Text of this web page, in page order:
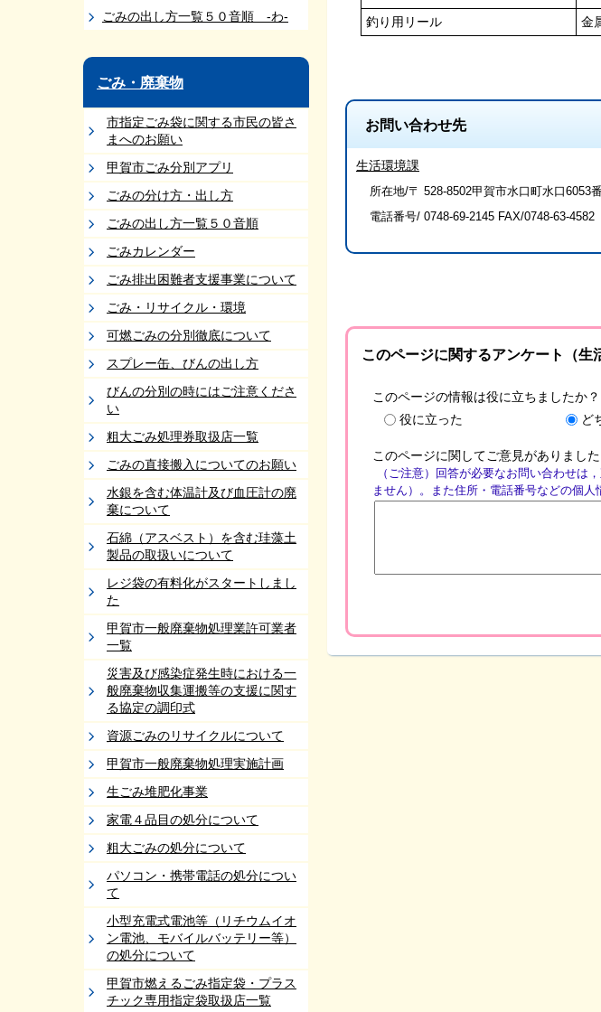
ごみの出し方一覧５０音順 -わ-
ごみ・廃棄物
市指定ごみ袋に関する市民の皆さ
まへのお願い
甲賀市ごみ分別アプリ
ごみの分け方・出し方
ごみの出し方一覧５０音順
ごみカレンダー
ごみ排出困難者支援事業について
ごみ・リサイクル・環境
可燃ごみの分別徹底について
スプレー缶、びんの出し方
びんの分別の時にはご注意くださ
い
粗大ごみ処理券取扱店一覧
ごみの直接搬入についてのお願い
水銀を含む体温計及び血圧計の廃
棄について
石綿（アスベスト）を含む珪藻土
製品の取扱いについて
レジ袋の有料化がスタートしまし
た
甲賀市一般廃棄物処理業許可業者
一覧
災害及び感染症発生時における一
般廃棄物収集運搬等の支援に関す
る協定の調印式
資源ごみのリサイクルについて
甲賀市一般廃棄物処理実施計画
生ごみ堆肥化事業
家電４品目の処分について
粗大ごみの処分について
パソコン・携帯電話の処分につい
て
小型充電式電池等（リチウムイオ
ン電池、モバイルバッテリー等）
の処分について
甲賀市燃えるごみ指定袋・プラス
チック専用指定袋取扱店一覧
釣り用リール 金
お問い合わせ先
生活環境課
所在地/〒 528-8502甲賀市水口町水口6053
電話番号/ 0748-69-2145 FAX/0748-63-4582
このページに関するアンケート（生
このページの情報は役に立ちましたか？
役に立った
ど
このページに関してご意見がありました
（ご注意）回答が必要なお問い合わせは
ません）。また住所・電話番号などの個